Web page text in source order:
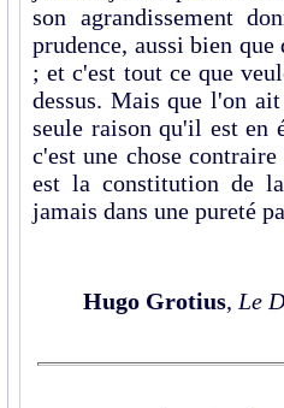
son agrandissement
prudence, aussi bien
; et c'est tout ce que
dessus. Mais que l'on
seule raison qu'il est en
c'est une chose
est la constitution de
jamais dans une pureté
Hugo Grotius, Le